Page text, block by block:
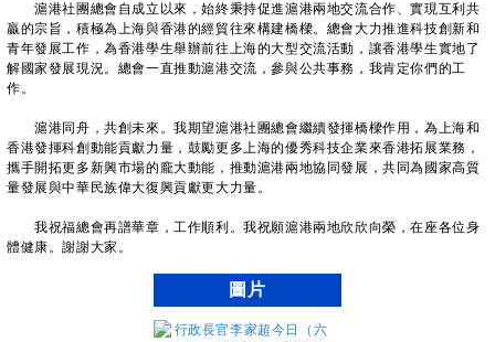
滬港社團總會自成立以來，始終秉持促進滬港兩地交流合作、實現互利共
贏的宗旨，積極為上海與香港的經貿往來構建橋樑。總會大力推進科技創新和
青年發展工作，為香港學生舉辦前往上海的大型交流活動，讓香港學生實地了
解國家發展現況。總會一直推動滬港交流，參與公共事務，我肯定你們的工
作。
滬港同舟，共創未來。我期望滬港社團總會繼續發揮橋樑作用，為上海和
香港發揮科創動能貢獻力量，鼓勵更多上海的優秀科技企業來香港拓展業務，
攜手開拓更多新興市場的龐大動能，推動滬港兩地協同發展，共同為國家高質
量發展與中華民族偉大復興貢獻更大力量。
我祝福總會再譜華章，工作順利。我祝願滬港兩地欣欣向榮，在座各位身
體健康。謝謝大家。
圖片